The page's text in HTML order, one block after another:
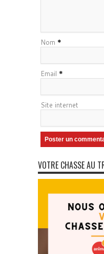
Nom *
Email *
Site internet
VOTRE CHASSE AU